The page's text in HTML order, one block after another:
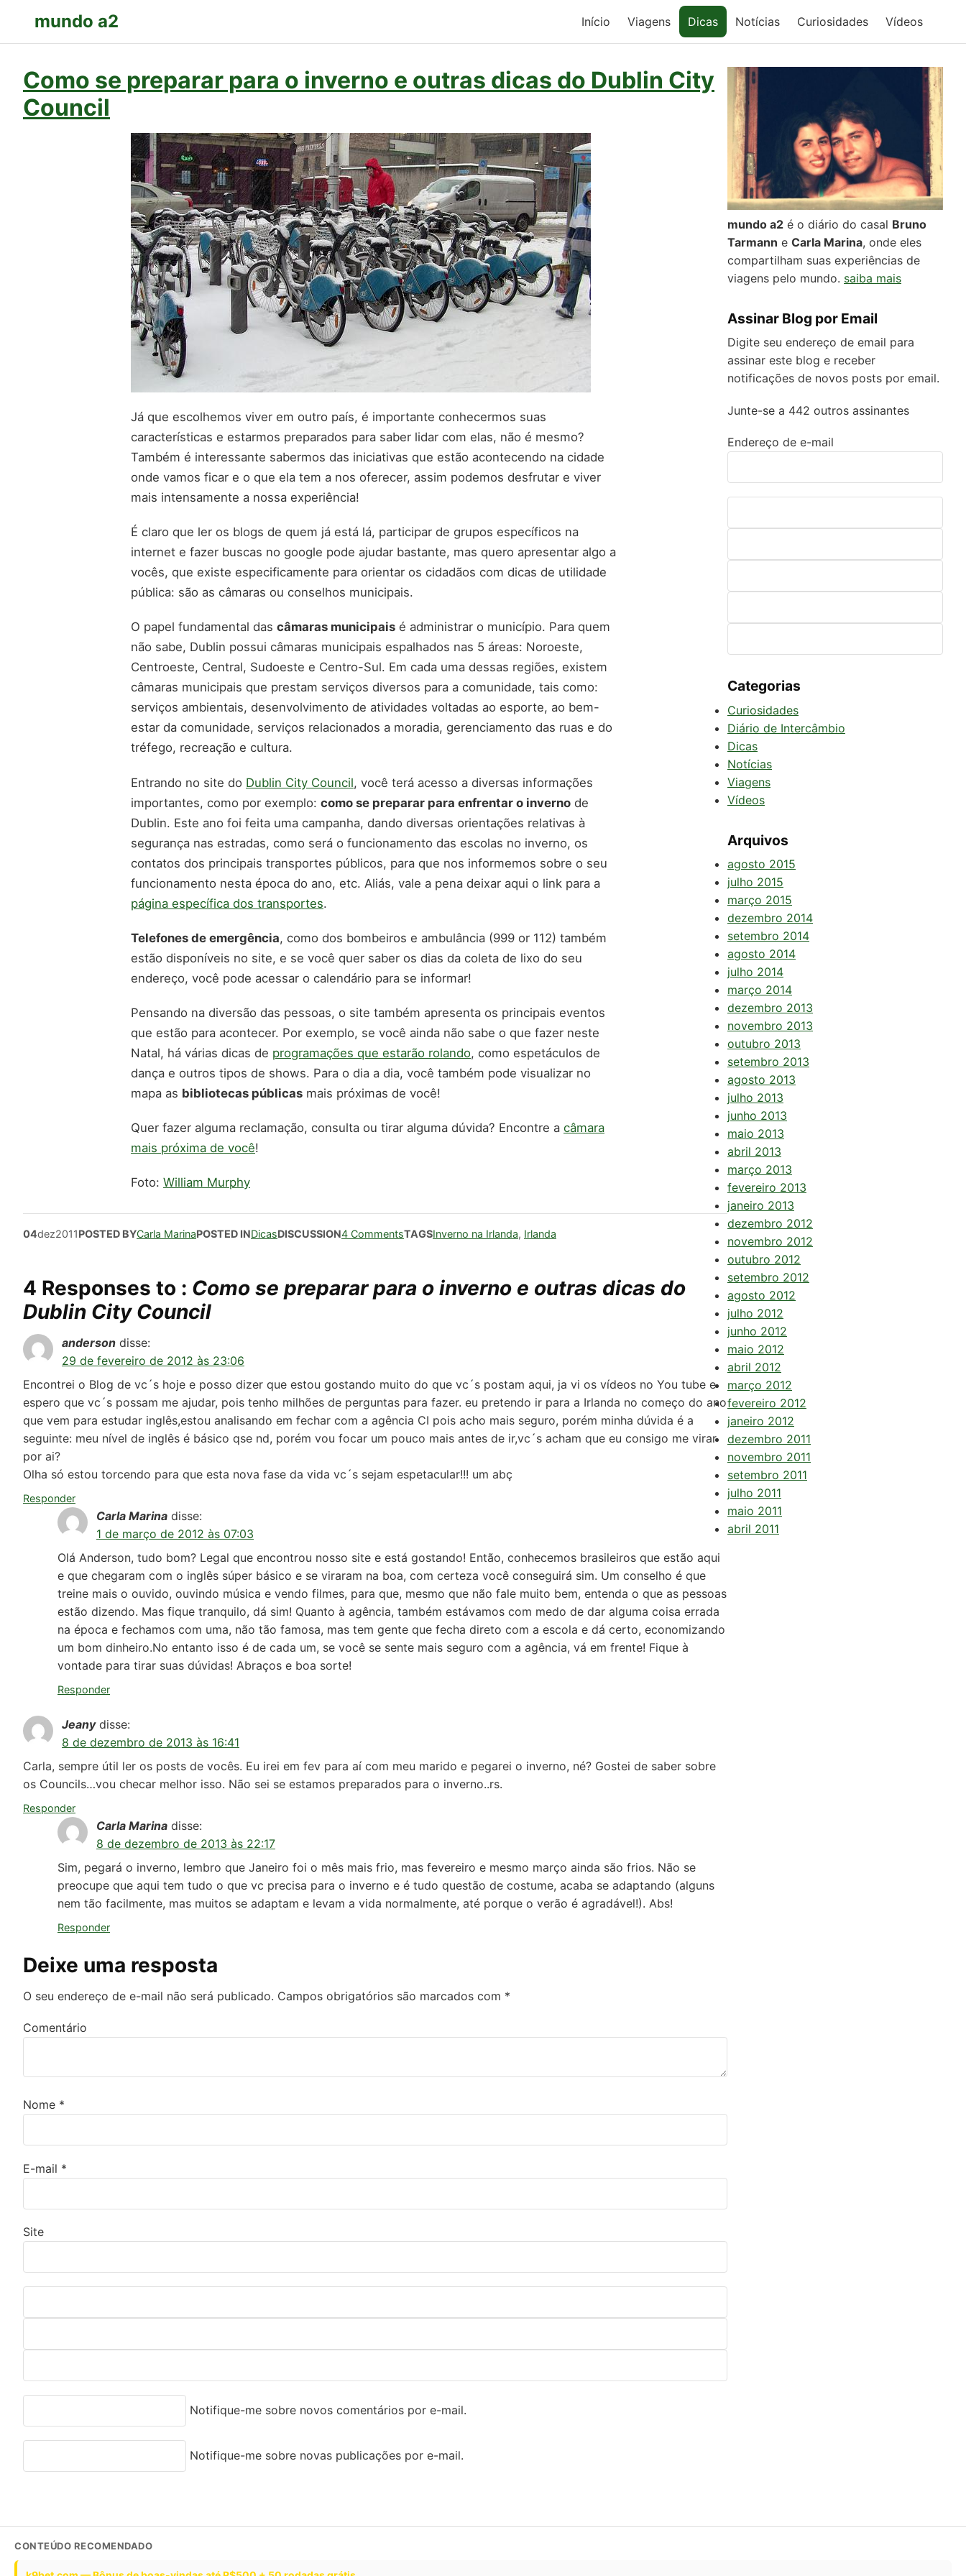
mundo a2 Início Viagens Dicas Notícias Curiosidades Vídeos
Como se preparar para o inverno e outras dicas do Dublin City
Council
Já que escolhemos viver em outro país, é importante conhecermos suas
características e estarmos preparados para saber lidar com elas, não é mesmo?
Também é interessante sabermos das iniciativas que estão acontecendo na cidade
onde vamos ficar e o que ela tem a nos oferecer, assim podemos desfrutar e viver
mais intensamente a nossa experiência!
É claro que ler os blogs de quem já está lá, participar de grupos específicos na
internet e fazer buscas no google pode ajudar bastante, mas quero apresentar algo a
vocês, que existe especificamente para orientar os cidadãos com dicas de utilidade
pública: são as câmaras ou conselhos municipais.
O papel fundamental das câmaras municipais é administrar o município. Para quem
não sabe, Dublin possui câmaras municipais espalhados nas 5 áreas: Noroeste,
Centroeste, Central, Sudoeste e Centro-Sul. Em cada uma dessas regiões, existem
câmaras municipais que prestam serviços diversos para a comunidade, tais como:
serviços ambientais, desenvolvimento de atividades voltadas ao esporte, ao bem-
estar da comunidade, serviços relacionados a moradia, gerenciamento das ruas e do
tréfego, recreação e cultura.
Entrando no site do Dublin City Council, você terá acesso a diversas informações
importantes, como por exemplo: como se preparar para enfrentar o inverno de
Dublin. Este ano foi feita uma campanha, dando diversas orientações relativas à
segurança nas estradas, como será o funcionamento das escolas no inverno, os
contatos dos principais transportes públicos, para que nos informemos sobre o seu
funcionamento nesta época do ano, etc. Aliás, vale a pena deixar aqui o link para a
página específica dos transportes.
Telefones de emergência, como dos bombeiros e ambulância (999 or 112) também
estão disponíveis no site, e se você quer saber os dias da coleta de lixo do seu
endereço, você pode acessar o calendário para se informar!
Pensando na diversão das pessoas, o site também apresenta os principais eventos
que estão para acontecer. Por exemplo, se você ainda não sabe o que fazer neste
Natal, há várias dicas de programações que estarão rolando, como espetáculos de
dança e outros tipos de shows. Para o dia a dia, você também pode visualizar no
mapa as bibliotecas públicas mais próximas de você!
Quer fazer alguma reclamação, consulta ou tirar alguma dúvida? Encontre a câmara
mais próxima de você!
Foto: William Murphy
04dez2011POSTED BYCarla MarinaPOSTED INDicasDISCUSSION4 CommentsTAGSInverno na Irlanda, Irlanda
4 Responses to : Como se preparar para o inverno e outras dicas do
Dublin City Council
anderson disse:
29 de fevereiro de 2012 às 23:06
Encontrei o Blog de vc´s hoje e posso dizer que estou gostando muito do que vc´s postam aqui, ja vi os vídeos no You tube e
espero que vc´s possam me ajudar, pois tenho milhões de perguntas para fazer. eu pretendo ir para a Irlanda no começo do ano
que vem para estudar inglês,estou analisando em fechar com a agência CI pois acho mais seguro, porém minha dúvida é a
seguinte: meu nível de inglês é básico qse nd, porém vou focar um pouco mais antes de ir,vc´s acham que eu consigo me virar
por ai?
Olha só estou torcendo para que esta nova fase da vida vc´s sejam espetacular!!! um abç
Responder
Carla Marina disse:
1 de março de 2012 às 07:03
Olá Anderson, tudo bom? Legal que encontrou nosso site e está gostando! Então, conhecemos brasileiros que estão aqui
e que chegaram com o inglês súper básico e se viraram na boa, com certeza você conseguirá sim. Um conselho é que
treine mais o ouvido, ouvindo música e vendo filmes, para que, mesmo que não fale muito bem, entenda o que as pessoas
estão dizendo. Mas fique tranquilo, dá sim! Quanto à agência, também estávamos com medo de dar alguma coisa errada
na época e fechamos com uma, não tão famosa, mas tem gente que fecha direto com a escola e dá certo, economizando
um bom dinheiro.No entanto isso é de cada um, se você se sente mais seguro com a agência, vá em frente! Fique à
vontade para tirar suas dúvidas! Abraços e boa sorte!
Responder
Jeany disse:
8 de dezembro de 2013 às 16:41
Carla, sempre útil ler os posts de vocês. Eu irei em fev para aí com meu marido e pegarei o inverno, né? Gostei de saber sobre
os Councils…vou checar melhor isso. Não sei se estamos preparados para o inverno..rs.
Responder
Carla Marina disse:
8 de dezembro de 2013 às 22:17
Sim, pegará o inverno, lembro que Janeiro foi o mês mais frio, mas fevereiro e mesmo março ainda são frios. Não se
preocupe que aqui tem tudo o que vc precisa para o inverno e é tudo questão de costume, acaba se adaptando (alguns
nem tão facilmente, mas muitos se adaptam e levam a vida normalmente, até porque o verão é agradável!). Abs!
Responder
Deixe uma resposta
O seu endereço de e-mail não será publicado. Campos obrigatórios são marcados com *
Comentário
Nome *
E-mail *
Site
Notifique-me sobre novos comentários por e-mail.
Notifique-me sobre novas publicações por e-mail.
mundo a2 é o diário do casal Bruno
Tarmann e Carla Marina, onde eles
compartilham suas experiências de
viagens pelo mundo. saiba mais
Assinar Blog por Email
Digite seu endereço de email para
assinar este blog e receber
notificações de novos posts por email.
Junte-se a 442 outros assinantes
Endereço de e-mail
Categorias
Curiosidades
Diário de Intercâmbio
Dicas
Notícias
Viagens
Vídeos
Arquivos
agosto 2015
julho 2015
março 2015
dezembro 2014
setembro 2014
agosto 2014
julho 2014
março 2014
dezembro 2013
novembro 2013
outubro 2013
setembro 2013
agosto 2013
julho 2013
junho 2013
maio 2013
abril 2013
março 2013
fevereiro 2013
janeiro 2013
dezembro 2012
novembro 2012
outubro 2012
setembro 2012
agosto 2012
julho 2012
junho 2012
maio 2012
abril 2012
março 2012
fevereiro 2012
janeiro 2012
dezembro 2011
novembro 2011
setembro 2011
julho 2011
maio 2011
abril 2011
CONTEÚDO RECOMENDADO